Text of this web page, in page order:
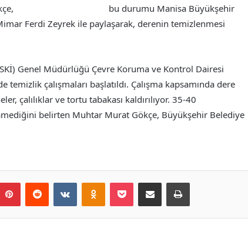
bu durumu Manisa Büyükşehir
Ferdi Zeyrek ile paylaşarak, derenin temizlenmesi
Genel Müdürlüğü Çevre Koruma ve Kontrol Dairesi
temizlik çalışmaları başlatıldı. Çalışma kapsamında dere
çalılıklar ve tortu tabakası kaldırılıyor. 35-40
belirten Muhtar Murat Gökçe, Büyükşehir Belediye
PinterestReddit VKontakteOdnoklassniki
Pocket E-Posta ile paylaş Yazdır